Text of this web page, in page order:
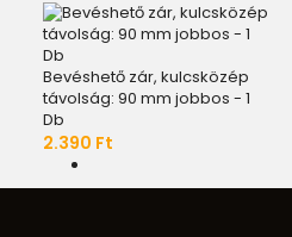
Bevéshető zár, kulcsközép
távolság: 90 mm jobbos - 1
Db
2.390 Ft